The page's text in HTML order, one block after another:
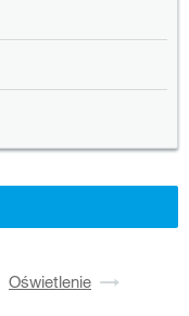
Oświetlenie